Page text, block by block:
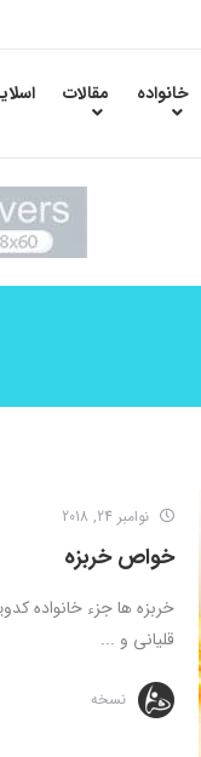
خانواده مقالات
نوامبر 24, 2018
خواص خربزه
خربزه ها جزء خانواده
قلیانی و ...
نسخه